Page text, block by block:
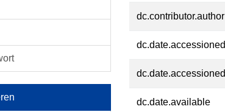
dc.contributor.author
dc.date.accessioned
dc.date.accessioned
dc.date.available